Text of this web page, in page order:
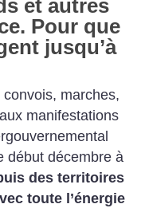
et autres
Pour que
jusqu’à
marches,
manifestations
début décembre à
des territoires
toute l’énergie